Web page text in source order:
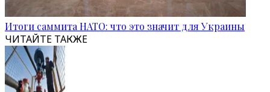
Итоги саммита НАТО: что это значит для Украины
ЧИТАЙТЕ ТАКЖЕ